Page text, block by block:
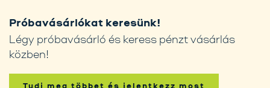
Próbavásárlókat keresünk!
Légy próbavásárló és keress pénzt vásárlás
közben!
Tudj meg többet és jelentkezz most